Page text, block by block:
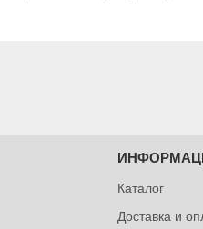
Каталог
Доставка и